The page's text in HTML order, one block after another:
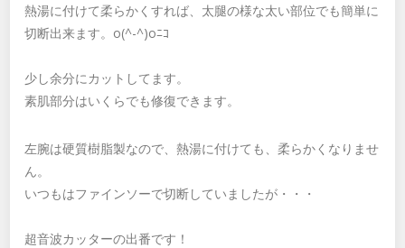
熱湯に付けて柔らかくすれば、太腿の様な太い部位でも簡単に
切断出来ます。o(^-^)oﾆｺ
少し余分にカットしてます。
素肌部分はいくらでも修復できます。
左腕は硬質樹脂製なので、熱湯に付けても、柔らかくなりませ
ん。
いつもはファインソーで切断していましたが・・・
超音波カッターの出番です！